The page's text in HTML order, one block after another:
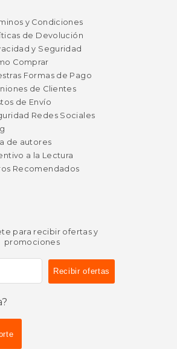
$ 93.49
$ 84.15
y Condiciones
de Devolución
y Seguridad
Comprar
Formas de Pago
de Clientes
de Envío
Redes Sociales
de autores
a la Lectura
Recomendados
para recibir ofertas y
promociones